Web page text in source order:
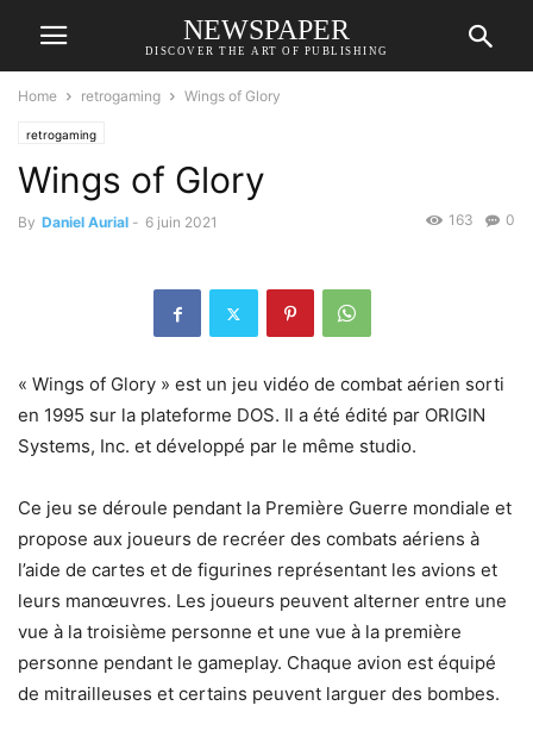
NEWSPAPER
DISCOVER THE ART OF PUBLISHING
Home retrogaming Wings of Glory
retrogaming
Wings of Glory
By Daniel Aurial - 6 juin 2021 0
163
« Wings of Glory » est un jeu vidéo de combat aérien sorti
en 1995 sur la plateforme DOS. Il a été édité par ORIGIN
Systems, Inc. et développé par le même studio.
Ce jeu se déroule pendant la Première Guerre mondiale et
propose aux joueurs de recréer des combats aériens à
l’aide de cartes et de figurines représentant les avions et
leurs manœuvres. Les joueurs peuvent alterner entre une
vue à la troisième personne et une vue à la première
personne pendant le gameplay. Chaque avion est équipé
de mitrailleuses et certains peuvent larguer des bombes.